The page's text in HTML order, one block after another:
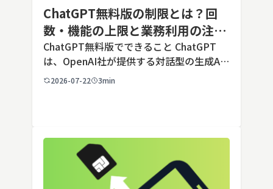
ChatGPT無料版の制限とは？回
数・機能の上限と業務利用の注意
点を解説【2026年最新】
ChatGPT無料版でできること ChatGPT
は、OpenAI社が提供する対話型の生成AI
サービスです。アカウントを登録すれば無
2026-07-22 3min